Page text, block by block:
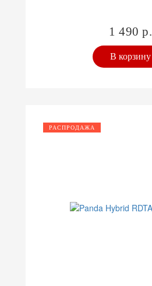
1 490 р.
В корзину
РАСПРОДАЖА